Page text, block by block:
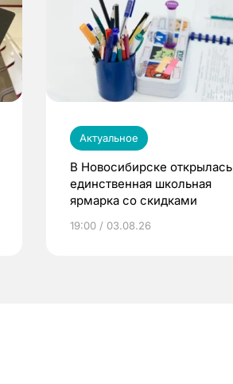
Актуальное
В Новосибирске открылась
единственная школьная
ярмарка со скидками
19:00 / 03.08.26